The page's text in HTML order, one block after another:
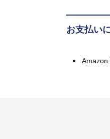
お支払い
Amazon